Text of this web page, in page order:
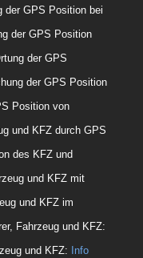
der GPS Position bei
der GPS Position
der GPS
der GPS Position
Position von
und KFZ durch GPS
des KFZ und
und KFZ mit
und KFZ im
Fahrzeug und KFZ:
und KFZ:
Info